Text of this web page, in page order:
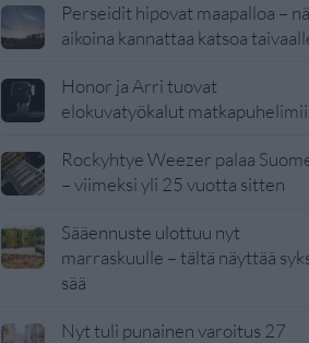
Perseidit hipovat maapalloa –
aikoina kannattaa katsoa
Honor ja Arri tuovat
elokuvatyökalut
Rockyhtye Weezer palaa
– viimeksi yli 25 vuotta sitten
Sääennuste ulottuu nyt
marraskuulle – tältä näyttää
sää
Nyt tuli punainen varoitus 27